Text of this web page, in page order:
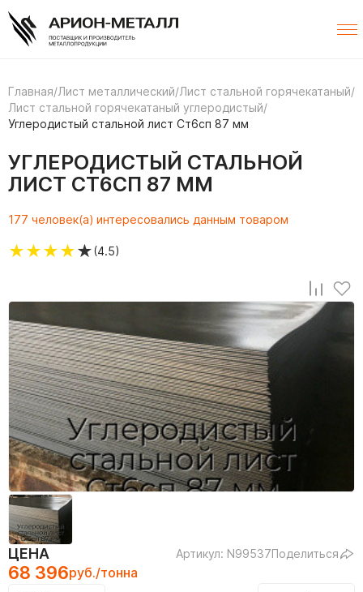
Главная/Лист металлический/Лист стальной горячекатаный/
Лист стальной горячекатаный углеродистый/
Углеродистый стальной лист Ст6сп 87 мм
УГЛЕРОДИСТЫЙ СТАЛЬНОЙ
ЛИСТ СТ6СП 87 ММ
177 человек(а) интересовались данным товаром
★★★★★(4.5)
ЦЕНА Артикул: N99537Поделиться
68 396руб./тонна